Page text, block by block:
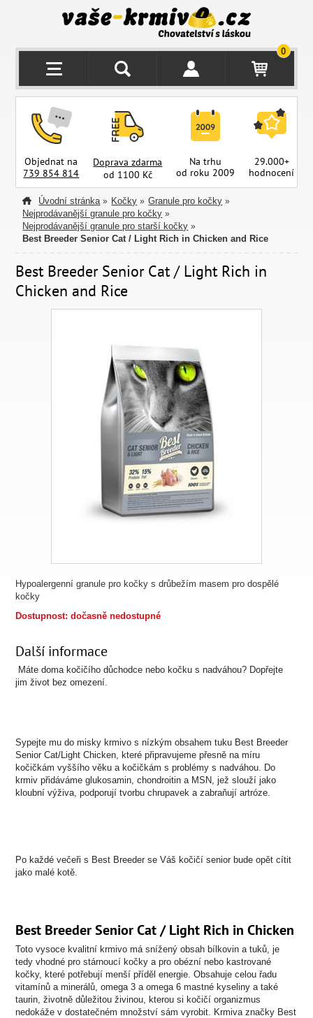
0
Objednat na
739 854 814
Doprava zdarma
od 1100 Kč
Na trhu
od roku 2009
29.000+
hodnocení
Úvodní stránka » Kočky » Granule pro kočky »
Nejprodávanější granule pro kočky »
Nejprodávanější granule pro starší kočky »
Best Breeder Senior Cat / Light Rich in Chicken and Rice
Best Breeder Senior Cat / Light Rich in
Chicken and Rice
Hypoalergenní granule pro kočky s drůbežím masem pro dospělé
kočky
Dostupnost: dočasně nedostupné
Další informace
Máte doma kočičího důchodce nebo kočku s nadváhou? Dopřejte
jim život bez omezení.
Sypejte mu do misky krmivo s nízkým obsahem tuku Best Breeder
Senior Cat/Light Chicken, které připravujeme přesně na míru
kočičkám vyššího věku a kočičkám s problémy s nadváhou. Do
krmiv přidáváme glukosamin, chondroitin a MSN, jež slouží jako
kloubní výživa, podporují tvorbu chrupavek a zabraňují artróze.
Po každé večeři s Best Breeder se Váš kočičí senior bude opět cítit
jako malé kotě.
Best Breeder Senior Cat / Light Rich in Chicken
Toto vysoce kvalitní krmivo má snížený obsah bílkovin a tuků, je
tedy vhodné pro stárnoucí kočky a pro obézní nebo kastrované
kočky, které potřebují menší příděl energie. Obsahuje celou řadu
vitamínů a minerálů, omega 3 a omega 6 mastné kyseliny a také
taurin, životně důležitou živinou, kterou si kočičí organizmus
nedokáže v dostatečném množství sám vyrobit. Krmiva značky Best